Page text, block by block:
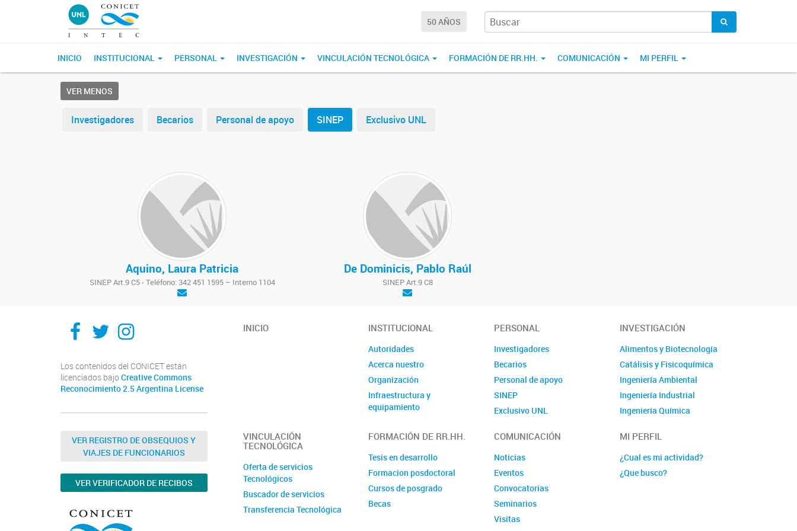
50 AÑOS
INICIO INSTITUCIONAL PERSONAL INVESTIGACIÓN VINCULACIÓN TECNOLÓGICA FORMACIÓN DE RR.HH. COMUNICACIÓN MI PERFIL
VER MENOS
Investigadores Becarios Personal de apoyo SINEP Exclusivo UNL
Aquino, Laura Patricia
SINEP Art.9 C5 - Teléfono: 342 451 1595 – Interno 1104
De Dominicis, Pablo Raúl
SINEP Art.9 C8
Facebook
TwitterInstagram
Los contenidos del CONICET están
licenciados bajo Creative Commons
Reconocimiento 2.5 Argentina License
VER REGISTRO DE OBSEQUIOS Y
VIAJES DE FUNCIONARIOS
VER VERIFICADOR DE RECIBOS
INICIO INSTITUCIONAL
Autoridades
Acerca nuestro
Organización
Infraestructura y
equipamiento
PERSONAL
Investigadores
Becarios
Personal de apoyo
SINEP
Exclusivo UNL
INVESTIGACIÓN
Alimentos y Biotecnología
Catálisis y Fisicoquímica
Ingeniería Ambiental
Ingeniería Industrial
Ingeniería Química
Química
Linea nuava 1
Lineas nueva 2
VINCULACIÓN
TECNOLÓGICA
Oferta de servicios
Tecnológicos
Buscador de servicios
Transferencia Tecnológica
FORMACIÓN DE RR.HH.
Tesis en desarrollo
Formacion posdoctoral
Cursos de posgrado
Becas
COMUNICACIÓN
Noticias
Eventos
Convocatorias
Seminarios
Visitas
MI PERFIL
¿Cual es mi actividad?
¿Que busco?